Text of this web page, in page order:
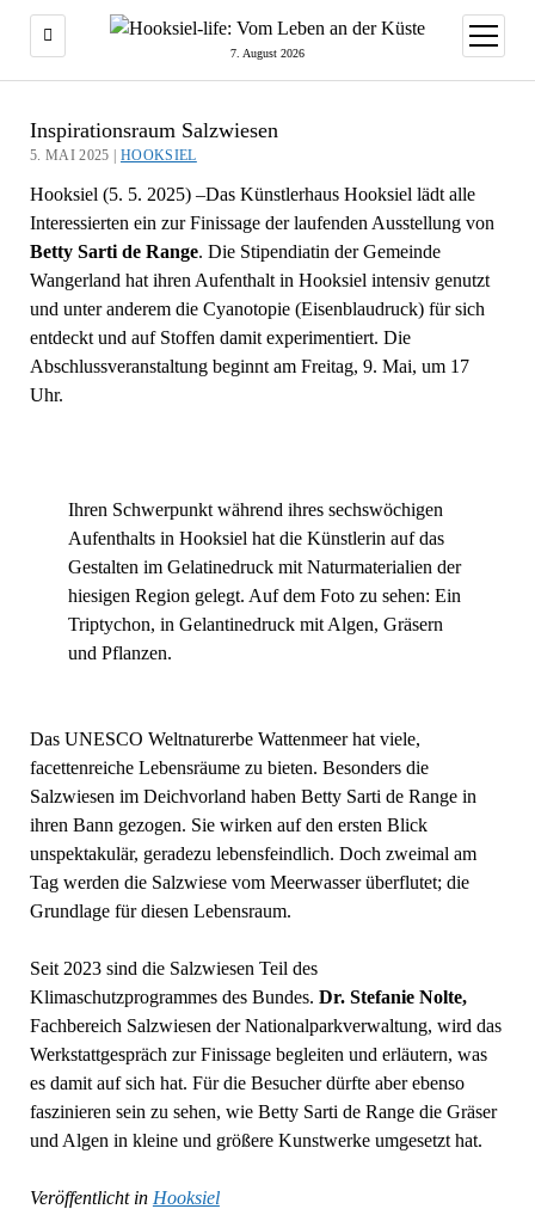
7. August 2026
Menü
öffnen
Inspirationsraum Salzwiesen
5. MAI 2025 | HOOKSIEL
Hooksiel (5. 5. 2025) –Das Künstlerhaus Hooksiel lädt alle
Interessierten ein zur Finissage der laufenden Ausstellung von
Betty Sarti de Range. Die Stipendiatin der Gemeinde
Wangerland hat ihren Aufenthalt in Hooksiel intensiv genutzt
und unter anderem die Cyanotopie (Eisenblaudruck) für sich
entdeckt und auf Stoffen damit experimentiert. Die
Abschlussveranstaltung beginnt am Freitag, 9. Mai, um 17
Uhr.
Ihren Schwerpunkt während ihres sechswöchigen
Aufenthalts in Hooksiel hat die Künstlerin auf das
Gestalten im Gelatinedruck mit Naturmaterialien der
hiesigen Region gelegt. Auf dem Foto zu sehen: Ein
Triptychon, in Gelantinedruck mit Algen, Gräsern
und Pflanzen.
Das UNESCO Weltnaturerbe Wattenmeer hat viele,
facettenreiche Lebensräume zu bieten. Besonders die
Salzwiesen im Deichvorland haben Betty Sarti de Range in
ihren Bann gezogen. Sie wirken auf den ersten Blick
unspektakulär, geradezu lebensfeindlich. Doch zweimal am
Tag werden die Salzwiese vom Meerwasser überflutet; die
Grundlage für diesen Lebensraum.
Seit 2023 sind die Salzwiesen Teil des
Klimaschutzprogrammes des Bundes. Dr. Stefanie Nolte,
Fachbereich Salzwiesen der Nationalparkverwaltung, wird das
Werkstattgespräch zur Finissage begleiten und erläutern, was
es damit auf sich hat. Für die Besucher dürfte aber ebenso
faszinieren sein zu sehen, wie Betty Sarti de Range die Gräser
und Algen in kleine und größere Kunstwerke umgesetzt hat.
Veröffentlicht in Hooksiel